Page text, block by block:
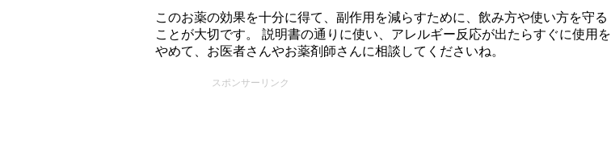
このお薬の効果を十分に得て、副作用を減らすために、飲み方や使い方を守る
ことが大切です。 説明書の通りに使い、アレルギー反応が出たらすぐに使用を
やめて、お医者さんやお薬剤師さんに相談してくださいね。
スポンサーリンク